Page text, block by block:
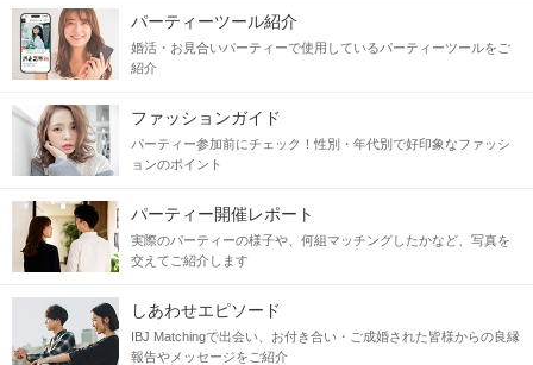
パーティーツール紹介
婚活・お見合いパーティーで使用しているパーティーツールをご
紹介
ファッションガイド
パーティー参加前にチェック！性別・年代別で好印象なファッシ
ョンのポイント
パーティー開催レポート
実際のパーティーの様子や、何組マッチングしたかなど、写真を
交えてご紹介します
しあわせエピソード
IBJ Matchingで出会い、お付き合い・ご成婚された皆様からの良縁
報告やメッセージをご紹介